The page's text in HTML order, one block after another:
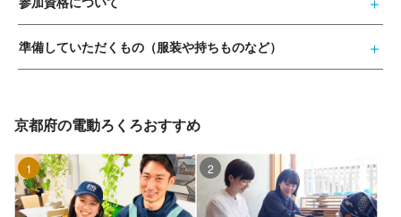
準備していただくもの（服装や持ちものなど）
京都府の電動ろくろおすすめ
1位 2位